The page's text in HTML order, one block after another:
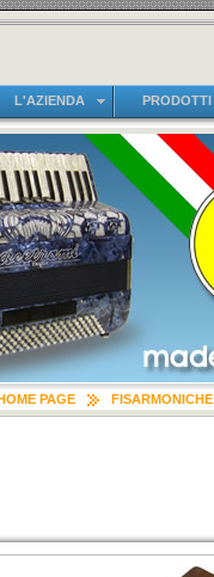
L'AZIENDA PRODOTTI
PAGE FISARMONICHE